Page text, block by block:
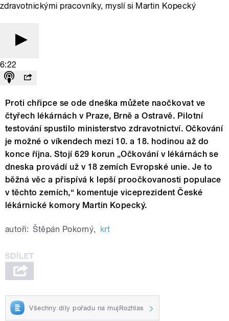
zdravotnickými pracovníky, myslí si Martin Kopecký
6:22
Proti chřipce se ode dneška můžete naočkovat ve
čtyřech lékárnách v Praze, Brně a Ostravě. Pilotní
testování spustilo ministerstvo zdravotnictví. Očkování
je možné o víkendech mezi 10. a 18. hodinou až do
konce října. Stojí 629 korun „Očkování v lékárnách se
dneska provádí už v 18 zemích Evropské unie. Je to
běžná věc a přispívá k lepší proočkovanosti populace
v těchto zemích,“ komentuje viceprezident České
lékárnické komory Martin Kopecký.
autoři: Štěpán Pokorný, krt
Všechny díly pořadu na mujRozhlas